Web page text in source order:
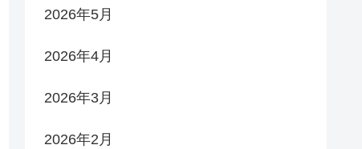
2026年5月
2026年4月
2026年3月
2026年2月